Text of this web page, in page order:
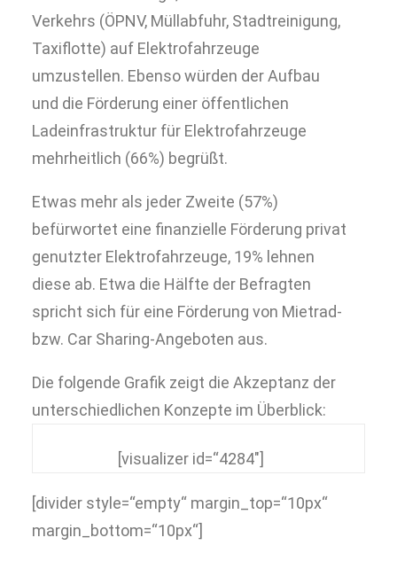
Verkehrs (ÖPNV, Müllabfuhr, Stadtreinigung,
Taxiflotte) auf Elektrofahrzeuge
umzustellen. Ebenso würden der Aufbau
und die Förderung einer öffentlichen
Ladeinfrastruktur für Elektrofahrzeuge
mehrheitlich (66%) begrüßt.
Etwas mehr als jeder Zweite (57%)
befürwortet eine finanzielle Förderung privat
genutzter Elektrofahrzeuge, 19% lehnen
diese ab. Etwa die Hälfte der Befragten
spricht sich für eine Förderung von Mietrad-
bzw. Car Sharing-Angeboten aus.
Die folgende Grafik zeigt die Akzeptanz der
unterschiedlichen Konzepte im Überblick:
[visualizer id=“4284″]
[divider style=“empty“ margin_top=“10px“
margin_bottom=“10px“]